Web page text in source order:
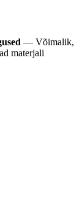
— Võimalik,
materjali